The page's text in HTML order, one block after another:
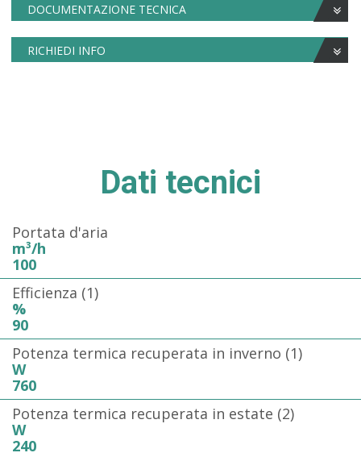
DOCUMENTAZIONE TECNICA
RICHIEDI INFO
Dati tecnici
Portata d'aria
m³/h
100
Efficienza (1)
%
90
Potenza termica recuperata in inverno (1)
W
760
Potenza termica recuperata in estate (2)
W
240